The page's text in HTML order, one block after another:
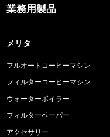
業務用製品
メリタ
フルオートコーヒーマシン
フィルターコーヒーマシン
ウォーターボイラー
フィルターペーパー
アクセサリー